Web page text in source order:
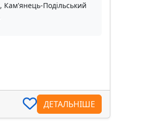
Кам'янець-Подільський
ДЕТАЛЬНІШЕ